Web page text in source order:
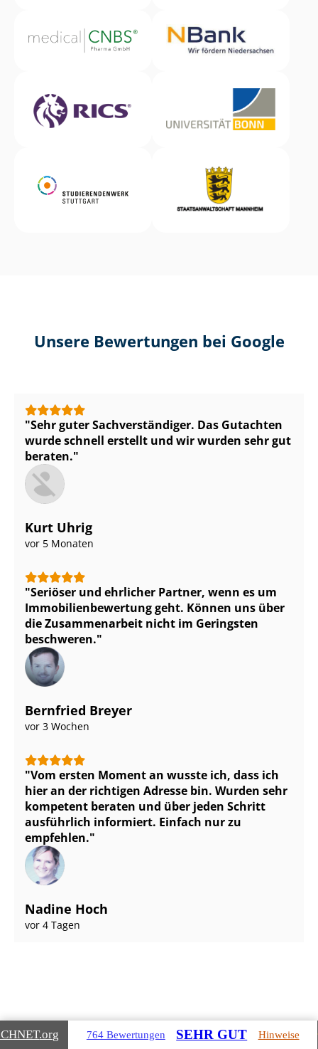
Unsere Bewertungen bei Google
Sehr guter Sach­ver­stän­di­ger. Das Gutachten
wurde schnell erstellt und wir wurden sehr gut
beraten.
Kurt Uhrig
vor 5 Monaten
Seriöser und ehrlicher Partner, wenn es um
Im­mo­bi­li­en­be­wer­tung geht. Können uns über
die Zusammenarbeit nicht im Geringsten
beschweren.
Bernfried Breyer
vor 3 Wochen
Vom ersten Moment an wusste ich, dass ich
hier an der richtigen Adresse bin. Wurden sehr
kompetent beraten und über jeden Schritt
ausführlich informiert. Einfach nur zu
empfehlen.
Nadine Hoch
vor 4 Tagen
Gebäudearten, die wir für Sie
.org 764 Bewertungen SEHR GUT Hinweise